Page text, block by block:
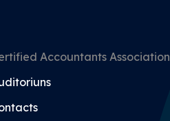
Accountants Association